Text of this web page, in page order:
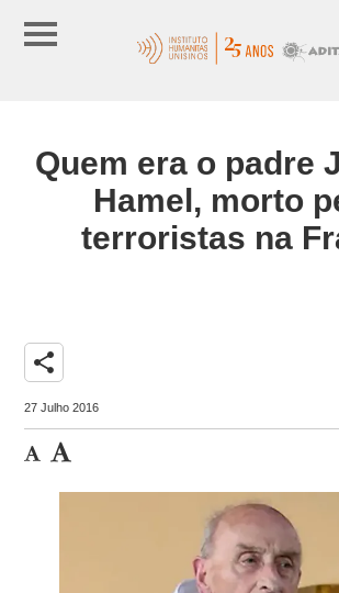
Quem era o padre
Hamel, morto
terroristas na
share
27 Julho 2016